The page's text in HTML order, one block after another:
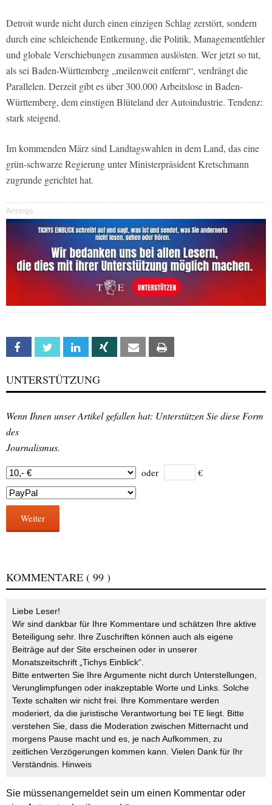
Detroit wurde nicht durch einen einzigen Schlag zerstört, sondern
durch eine schleichende Entkernung, die Politik, Managementfehler
und globale Verschiebungen zusammen auslösten. Wer jetzt so tut,
als sei Baden-Württemberg „meilenweit entfernt“, verdrängt die
Parallelen. Derzeit gibt es über 300.000 Arbeitslose in Baden-
Württemberg, dem einstigen Blüteland der Autoindustrie. Tendenz:
stark steigend.
Im kommenden März sind Landtagswahlen in dem Land, das eine
grün-schwarze Regierung unter Ministerpräsident Kretschmann
zugrunde gerichtet hat.
Anzeige
Facebook Twitter Linkedin Xing Email
UNTERSTÜTZUNG
Wenn Ihnen unser Artikel gefallen hat: Unterstützen Sie diese Form
des
Journalismus.
oder €
Weiter
KOMMENTARE ( 99 )
Liebe Leser!
Wir sind dankbar für Ihre Kommentare und schätzen Ihre aktive
Beteiligung sehr. Ihre Zuschriften können auch als eigene
Beiträge auf der Site erscheinen oder in unserer
Monatszeitschrift „Tichys Einblick“.
Bitte entwerten Sie Ihre Argumente nicht durch Unterstellungen,
Verunglimpfungen oder inakzeptable Worte und Links. Solche
Texte schalten wir nicht frei. Ihre Kommentare werden
moderiert, da die juristische Verantwortung bei TE liegt. Bitte
verstehen Sie, dass die Moderation zwischen Mitternacht und
morgens Pause macht und es, je nach Aufkommen, zu
zeitlichen Verzögerungen kommen kann. Vielen Dank für Ihr
Verständnis. Hinweis
Sie müssenangemeldetsein um einen Kommentar oder